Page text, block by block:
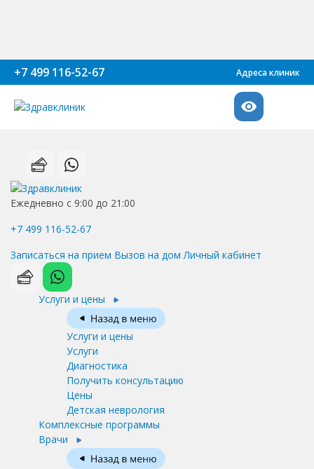
+7 499 116-52-67 Адреса клиник
Ежедневно с 9:00 до 21:00
+7 499 116-52-67
Записаться на прием Вызов на дом Личный кабинет
Услуги и цены
Услуги и цены
Услуги
Диагностика
Получить консультацию
Цены
Детская неврология
Комплексные программы
Врачи